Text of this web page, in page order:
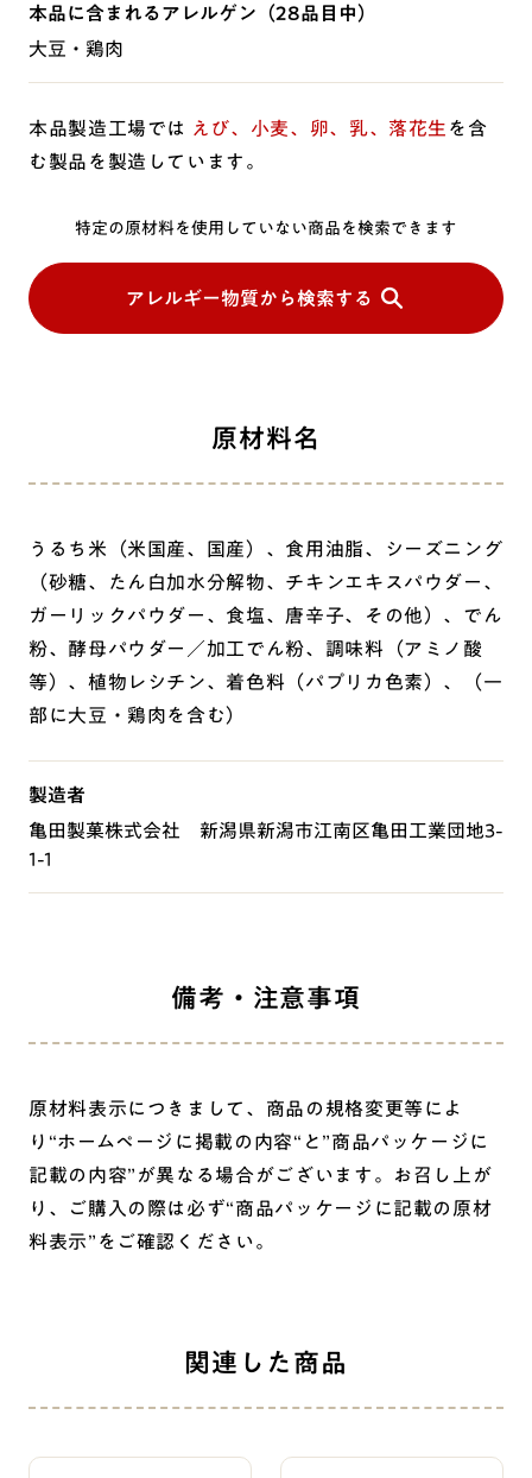
本品に含まれるアレルゲン （28品目中）
大豆・鶏肉
本品製造工場では えび、小麦、卵、乳、落花生 を含
む製品を製造しています。
特定の原材料を使用していない商品を検索できます
アレルギー物質から検索する
原材料名
うるち米（米国産、国産）、食用油脂、シーズニング
（砂糖、たん白加水分解物、チキンエキスパウダー、
ガーリックパウダー、食塩、唐辛子、その他）、でん
粉、酵母パウダー／加工でん粉、調味料（アミノ酸
等）、植物レシチン、着色料（パプリカ色素）、（一
部に大豆・鶏肉を含む）
製造者
亀田製菓株式会社 新潟県新潟市江南区亀田工業団地3-
1-1
備考・注意事項
原材料表示につきまして、商品の規格変更等によ
り“ホームページに掲載の内容“と”商品パッケージに
記載の内容”が異なる場合がございます。お召し上が
り、ご購入の際は必ず“商品パッケージに記載の原材
料表示”をご確認ください。
関連した商品